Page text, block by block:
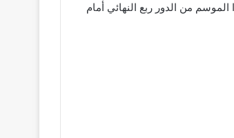
من الدور ربع النهائي أمام